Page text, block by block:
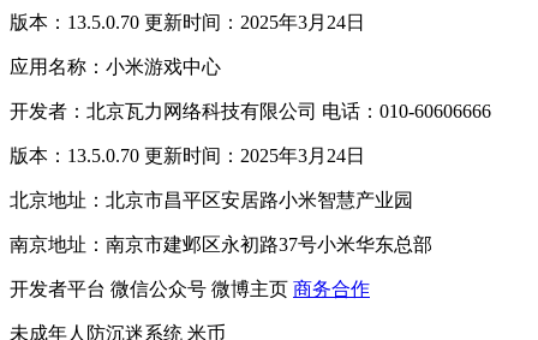
版本：13.5.0.70 更新时间：2025年3月24日
应用名称：小米游戏中心
开发者：北京瓦力网络科技有限公司 电话：010-60606666
版本：13.5.0.70 更新时间：2025年3月24日
北京地址：北京市昌平区安居路小米智慧产业园
南京地址：南京市建邺区永初路37号小米华东总部
开发者平台 微信公众号 微博主页 商务合作
未成年人防沉迷系统 米币